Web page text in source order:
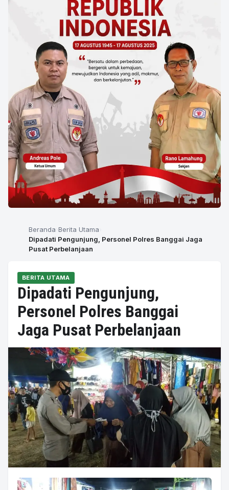
Beranda Berita Utama
Dipadati Pengunjung, Personel Polres Banggai Jaga
Pusat Perbelanjaan
BERITA UTAMA
Dipadati Pengunjung,
Personel Polres Banggai
Jaga Pusat Perbelanjaan